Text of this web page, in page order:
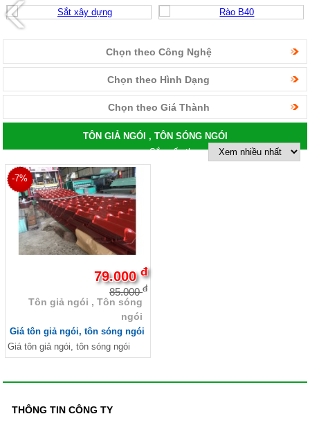
Chọn theo Công Nghệ
Chọn theo Hình Dạng
Chọn theo Giá Thành
TÔN GIẢ NGÓI , TÔN SÓNG NGÓI
Sắp xếp theo:
-7%
79.000đ
85.000đ
Tôn giả ngói , Tôn sóng
ngói
Giá tôn giả ngói, tôn sóng ngói
Giá tôn giả ngói, tôn sóng ngói
THÔNG TIN CÔNG TY